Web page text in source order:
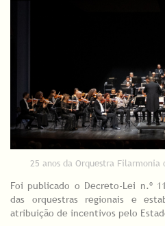
25 anos da Orquestra Filarmonia
Foi publicado o Decreto-Lei n.º
das orquestras regionais e
atribuição de incentivos pelo